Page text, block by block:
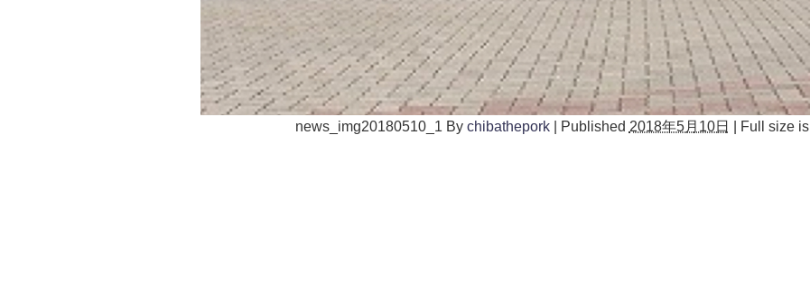
news_img20180510_1 By chibathepork Published 2018年5月10日 Full size is